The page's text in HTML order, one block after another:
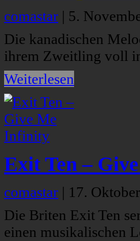
comastar | 5.
Die kanadischen
ihrem Zweitling voll
Weiterlesen
Exit Ten –
comastar | 17.
Die Briten Exit Ten
einen musikalischen